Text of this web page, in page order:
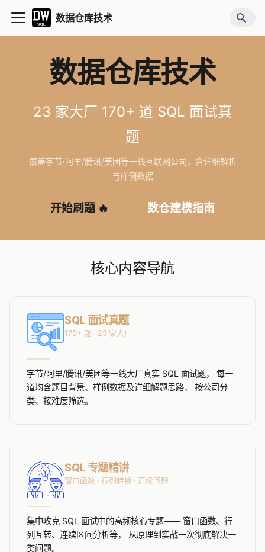
数据仓库技术
数据仓库技术
23 家大厂 170+ 道 SQL 面试真
题
覆盖字节/阿里/腾讯/美团等一线互联网公司，含详细解析
与样例数据
开始刷题 🔥 数仓建模指南
核心内容导航
SQL 面试真题
170+ 题 · 23 家大厂
字节/阿里/腾讯/美团等一线大厂真实 SQL 面试题， 每一
道均含题目背景、样例数据及详细解题思路， 按公司分
类、按难度筛选。
SQL 专题精讲
窗口函数 · 行列转换 · 连续问题
集中攻克 SQL 面试中的高频核心专题—— 窗口函数、行
列互转、连续区间分析等， 从原理到实战一次彻底解决一
类问题。